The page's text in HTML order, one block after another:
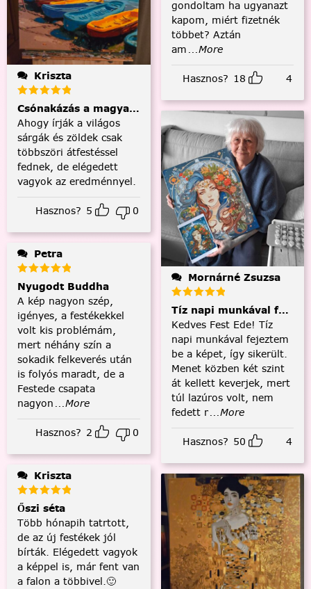
Kriszta
Csónakázás a magyar tengeren
Ahogy írják a világos
sárgák és zöldek csak
többszöri átfestéssel
fednek, de elégedett
vagyok az eredménnyel.
Hasznos? 5 0
Petra
Nyugodt Buddha
A kép nagyon szép,
igényes, a festékekkel
volt kis problémám,
mert néhány szín a
sokadik felkeverés után
is folyós maradt, de a
Festede csapata
nagyon ...More
Hasznos? 2 0
Kriszta
Őszi séta
Több hónapih tatrtott,
de az új festékek jól
bírták. Elégedett vagyok
a képpel is, már fent van
a falon a többivel.🙂
gondoltam ha ugyanazt
kapom, miért fizetnék
többet? Aztán
am ...More
Hasznos? 18 4
Mornárné Zsuzsa
Tíz napi munkával
Kedves Fest Ede! Tíz
napi munkával fejeztem
be a képet, így sikerült.
Menet közben két szint
át kellett keverjek, mert
túl lazúros volt, nem
fedett r...More
Hasznos? 50 4